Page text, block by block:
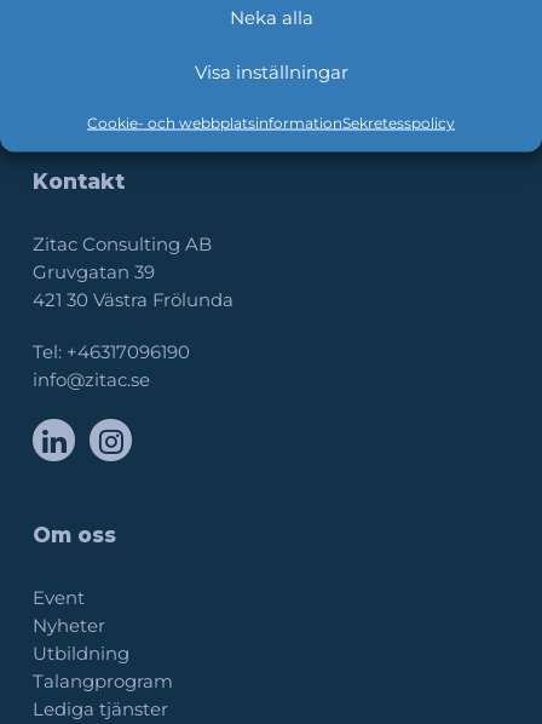
Neka alla
Visa inställningar
Cookie- och webbplatsinformationSekretesspolicy
Kontakt
Zitac Consulting AB
Gruvgatan 39
421 30 Västra Frölunda
Tel: +46317096190
info@zitac.se
Om oss
Event
Nyheter
Utbildning
Talangprogram
Lediga tjänster